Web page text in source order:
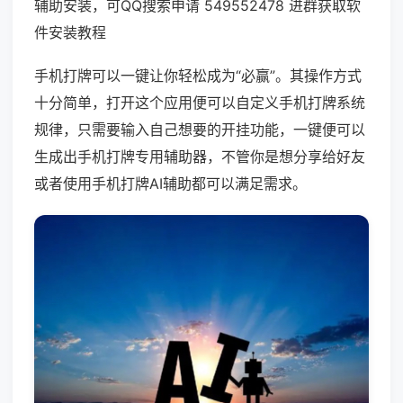
辅助安装，可QQ搜索申请 549552478 进群获取软
件安装教程
手机打牌可以一键让你轻松成为“必赢”。其操作方式
十分简单，打开这个应用便可以自定义手机打牌系统
规律，只需要输入自己想要的开挂功能，一键便可以
生成出手机打牌专用辅助器，不管你是想分享给好友
或者使用手机打牌AI辅助都可以满足需求。